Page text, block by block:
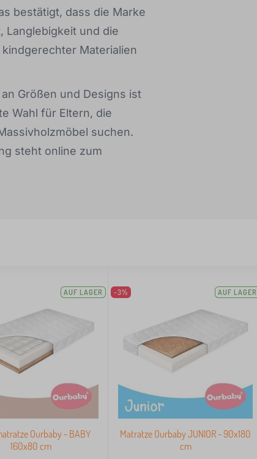
bestätigt, dass die Marke
Langlebigkeit und die
Materialien
Größen und Designs ist
Wahl für Eltern, die
suchen.
steht online zum
AUF LAGER
Ourbaby - BABY
160x80 cm
-3% AUF LAGER
Matratze Ourbaby JUNIOR - 90x180
cm